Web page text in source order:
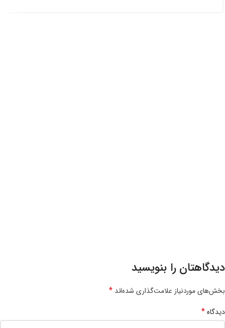
دیدگاهتان را بنویسید
بخش‌های موردنیاز علامت‌گذاری شده‌اند*
دیدگاه*